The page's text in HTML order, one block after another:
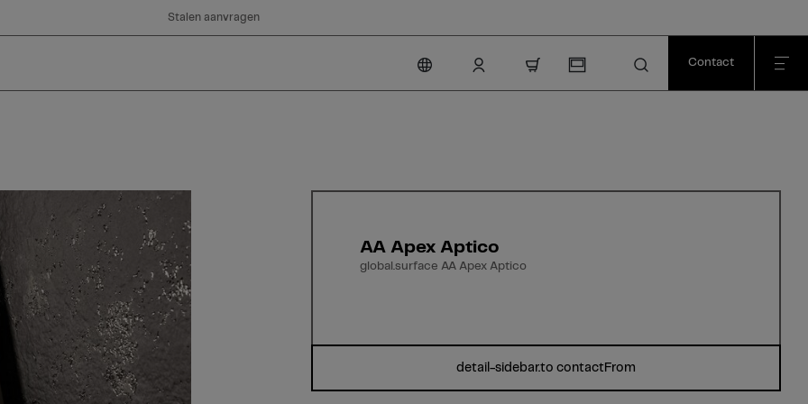
Stalen aanvragen
Contact
AA Apex Aptico
global.surface AA Apex Aptico
detail-sidebar.to contactFrom